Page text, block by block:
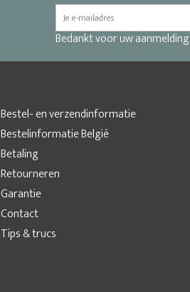
Bedankt voor uw aanmelding
Bestel- en verzendinformatie
Bestelinformatie België
Betaling
Retourneren
Garantie
Contact
Tips & trucs